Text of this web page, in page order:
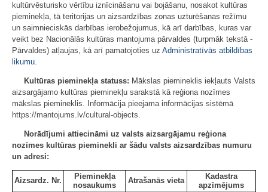
kultūrvēsturisko vērtību iznīcināšanu vai bojāšanu, nosakot kultūras
pieminekļa, tā teritorijas un aizsardzības zonas uzturēšanas režīmu
un saimnieciskās darbības ierobežojumus, kā arī darbības, kuras var
veikt bez Nacionālās kultūras mantojuma pārvaldes (turpmāk tekstā -
Pārvaldes) atļaujas, kā arī pamatojoties uz Administratīvās atbildības
likumu.
Kultūras pieminekļa statuss: Mākslas piemineklis iekļauts Valsts
aizsargājamo kultūras pieminekļu sarakstā kā reģiona nozīmes
mākslas piemineklis. Informācija pieejama informācijas sistēmā
https://mantojums.lv/cultural-objects.
Norādījumi attiecināmi uz valsts aizsargājamu reģiona
nozīmes kultūras pieminekli ar šādu valsts aizsardzības numuru
un adresi:
Aizsardz. Nr.
Pieminekļa
nosaukums
Atrašanās vieta
Kadastra
apzīmējums